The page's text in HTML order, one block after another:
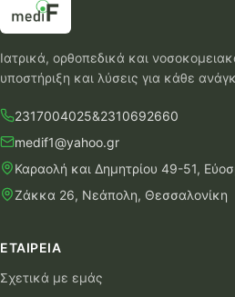
Ιατρικά, ορθοπεδικά και
υποστήριξη και λύσεις για κάθε
2317004025&2310692660
medif1@yahoo.gr
Καραολή και Δημητρίου 49-51,
Ζάκκα 26, Νεάπολη, Θεσσαλονίκη
ΕΤΑΙΡΕΊΑ
Σχετικά με εμάς